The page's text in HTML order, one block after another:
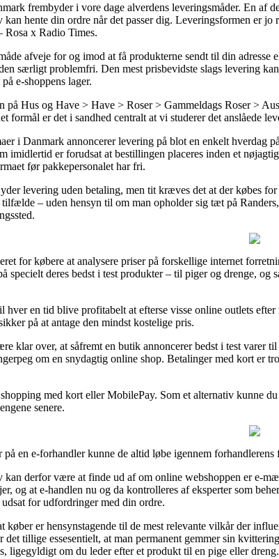
frembyder i vore dage alverdens leveringsmåder. En af
kan hente din ordre når det passer dig. Leveringsformen er
Rosa x Radio Times.
afveje for og imod at få produkterne sendt til din
særligt problemfri. Den mest prisbevidste slags levering
e-shoppens lager.
på Hus og Have > Have > Roser > Gammeldags Roser >
formål er det i sandhed centralt at vi studerer det anslåede
i Danmark annoncerer levering på blot en enkelt hverdag
imidlertid er forudsat at bestillingen placeres inden et
før pakkepersonalet har fri.
levering uden betaling, men tit kræves det at der købes
– uden hensyn til om man opholder sig tæt på
for købere at analysere priser på forskellige internet
specielt deres bedst i test produkter – til piger og drenge,
en tid blive profitabelt at efterse visse online outlets
på at antage den mindst kostelige pris.
klar over, at såfremt en butik annoncerer bedst i test varer
om en snydagtig online shop. Betalinger med kort er
med kort eller MobilePay. Som et alternativ kunne
senere.
en e-forhandler kunne de altid løbe igennem
kan derfor være at finde ud af om online webshoppen er e-
og at e-handlen nu og da kontrolleres af eksperter som
for udfordringer med din ordre.
er hensynstagende til de mest relevante vilkår der
det tillige essesentielt, at man permanent gemmer sin
ligegyldigt om du leder efter et produkt til en pige eller dreng.